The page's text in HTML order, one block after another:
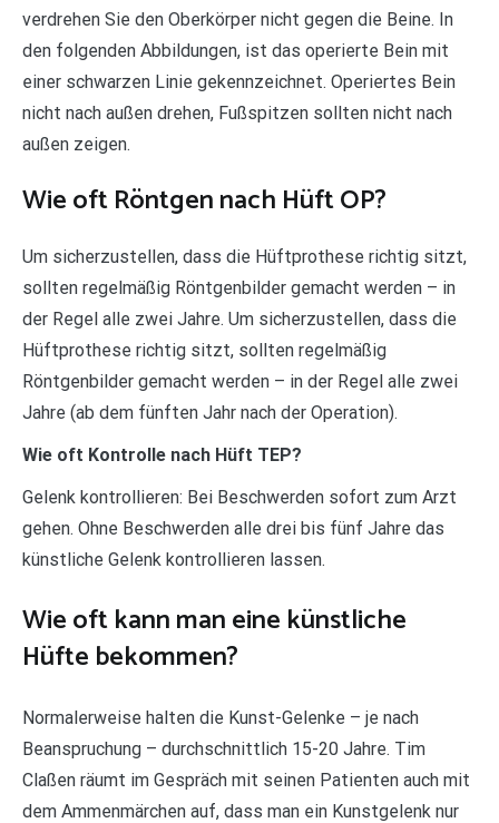
verdrehen Sie den Oberkörper nicht gegen die Beine. In
den folgenden Abbildungen, ist das operierte Bein mit
einer schwarzen Linie gekennzeichnet. Operiertes Bein
nicht nach außen drehen, Fußspitzen sollten nicht nach
außen zeigen.
Wie oft Röntgen nach Hüft OP?
Um sicherzustellen, dass die Hüftprothese richtig sitzt,
sollten regelmäßig Röntgenbilder gemacht werden – in
der Regel alle zwei Jahre. Um sicherzustellen, dass die
Hüftprothese richtig sitzt, sollten regelmäßig
Röntgenbilder gemacht werden – in der Regel alle zwei
Jahre (ab dem fünften Jahr nach der Operation).
Wie oft Kontrolle nach Hüft TEP?
Gelenk kontrollieren: Bei Beschwerden sofort zum Arzt
gehen. Ohne Beschwerden alle drei bis fünf Jahre das
künstliche Gelenk kontrollieren lassen.
Wie oft kann man eine künstliche
Hüfte bekommen?
Normalerweise halten die Kunst-Gelenke – je nach
Beanspruchung – durchschnittlich 15-20 Jahre. Tim
Claßen räumt im Gespräch mit seinen Patienten auch mit
dem Ammenmärchen auf, dass man ein Kunstgelenk nur